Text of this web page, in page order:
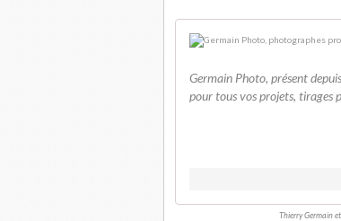
Germain Photo, présent
pour tous vos projets, tirages
Thierry Germain